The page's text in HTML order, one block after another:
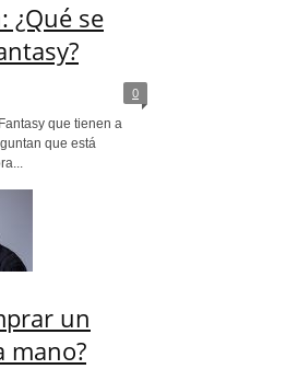
¿Qué se
0
que tienen a
que está
un
mano?